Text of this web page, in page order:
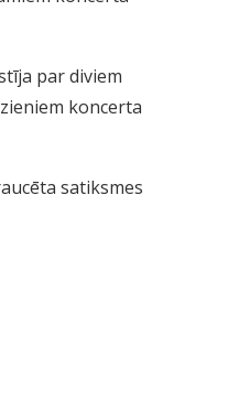
par diviem
koncerta
satiksmes